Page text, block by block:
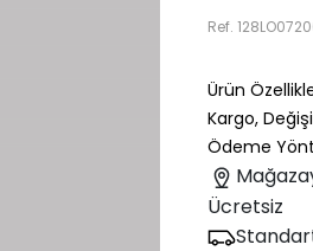
Ref.
Ürün
Kargo,
Ödeme
Ücretsiz